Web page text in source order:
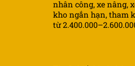
nhân công, xe nâng,
kho ngắn hạn, tham
từ